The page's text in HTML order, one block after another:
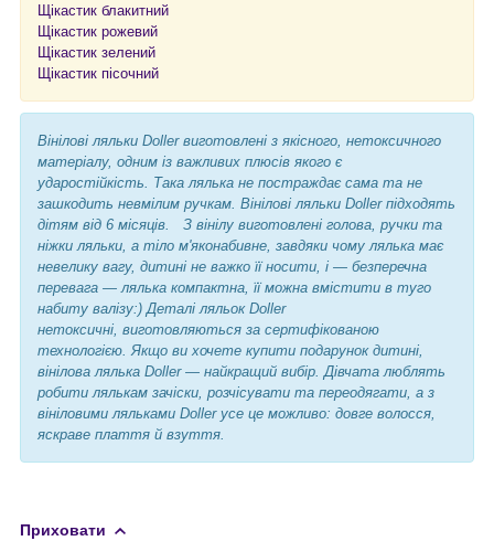
Щікастик блакитний
Щікастик рожевий
Щікастик зелений
Щікастик пісочний
Вінілові ляльки Doller виготовлені з якісного, нетоксичного
матеріалу, одним із важливих плюсів якого є
ударостійкість. Така лялька не постраждає сама та не
зашкодить невмілим ручкам. Вінілові ляльки Doller підходять
дітям від 6 місяців. З вінілу виготовлені голова, ручки та
ніжки ляльки, а тіло м'яконабивне, завдяки чому лялька має
невелику вагу, дитині не важко її носити, і — безперечна
перевага — лялька компактна, її можна вмістити в туго
набиту валізу:) Деталі ляльок Doller
нетоксичні, виготовляються за сертифікованою
технологією. Якщо ви хочете купити подарунок дитині,
вінілова лялька Doller — найкращий вибір. Дівчата люблять
робити лялькам зачіски, розчісувати та переодягати, а з
вініловими ляльками Doller усе це можливо: довге волосся,
яскраве плаття й взуття.
Приховати